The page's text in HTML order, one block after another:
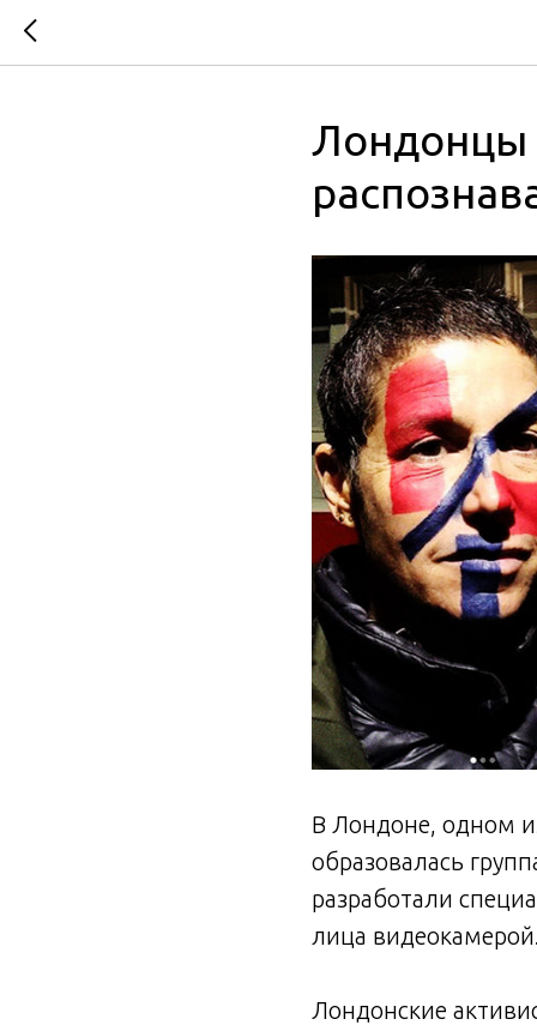
Лондонцы
В Лондоне, одном
образовалась
разработали
лица
Лондонские